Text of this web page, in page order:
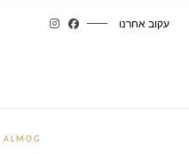
עקוב אחרנו
ALMOG